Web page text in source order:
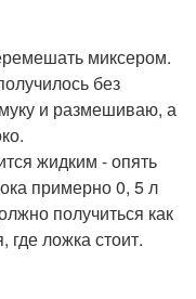
миксером.
без
и размешиваю, а
жидким - опять
примерно 0, 5 л
получиться как
где ложка стоит.